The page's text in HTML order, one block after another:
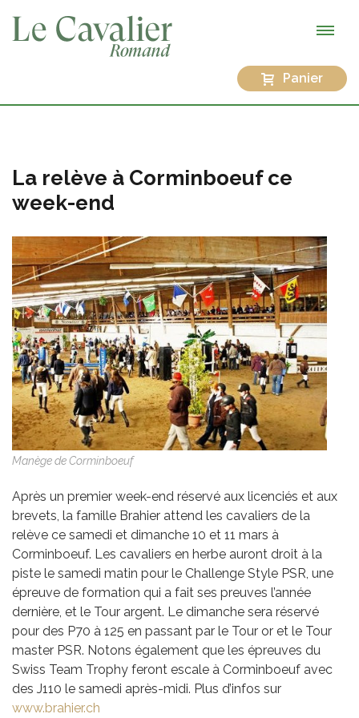
Panier
La relève à Corminboeuf ce
week-end
Manège de Corminboeuf
Après un premier week-end réservé aux licenciés et aux
brevets, la famille Brahier attend les cavaliers de la
relève ce samedi et dimanche 10 et 11 mars à
Corminboeuf. Les cavaliers en herbe auront droit à la
piste le samedi matin pour le Challenge Style PSR, une
épreuve de formation qui a fait ses preuves l’année
dernière, et le Tour argent. Le dimanche sera réservé
pour des P70 à 125 en passant par le Tour or et le Tour
master PSR. Notons également que les épreuves du
Swiss Team Trophy feront escale à Corminboeuf avec
des J110 le samedi après-midi. Plus d’infos sur
www.brahier.ch